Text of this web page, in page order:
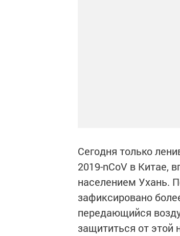
Сегодня только
2019-nCoV в Китае,
населением Ухань.
зафиксировано
передающийся
защититься от